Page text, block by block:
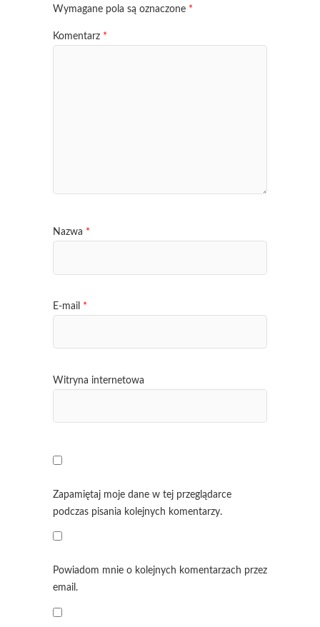
Wymagane pola są oznaczone *
Komentarz *
Nazwa *
E-mail *
Witryna internetowa
Zapamiętaj moje dane w tej przeglądarce
podczas pisania kolejnych komentarzy.
Powiadom mnie o kolejnych komentarzach przez
email.